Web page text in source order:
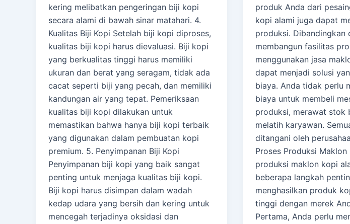
kering melibatkan pengeringan biji kopi
secara alami di bawah sinar matahari. 4.
Kualitas Biji Kopi Setelah biji kopi diproses,
kualitas biji kopi harus dievaluasi. Biji kopi
yang berkualitas tinggi harus memiliki
ukuran dan berat yang seragam, tidak ada
cacat seperti biji yang pecah, dan memiliki
kandungan air yang tepat. Pemeriksaan
kualitas biji kopi dilakukan untuk
memastikan bahwa hanya biji kopi terbaik
yang digunakan dalam pembuatan kopi
premium. 5. Penyimpanan Biji Kopi
Penyimpanan biji kopi yang baik sangat
penting untuk menjaga kualitas biji kopi.
Biji kopi harus disimpan dalam wadah
kedap udara yang bersih dan kering untuk
mencegah terjadinya oksidasi dan
produk Anda dari
kopi alami juga dapat
produksi. Dibandingkan
membangun fasilitas
menggunakan jasa
dapat menjadi solusi
biaya. Anda tidak perlu
biaya untuk membeli
produksi, merawat stok
melatih karyawan.
ditangani oleh
Proses Produksi Maklon
produksi maklon kopi
beberapa langkah
menghasilkan produk
tinggi dengan merek
Pertama, Anda perlu